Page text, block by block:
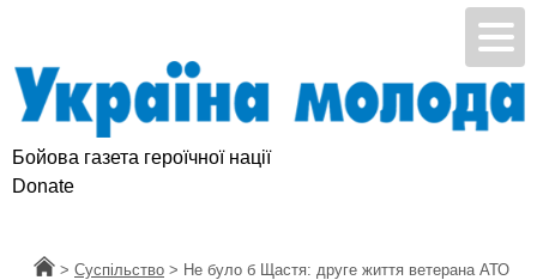
Бойова газета героїчної нації
Підтримай УМ
Головна
> Суспільство > Не було б Щастя: друге життя ветерана АТО